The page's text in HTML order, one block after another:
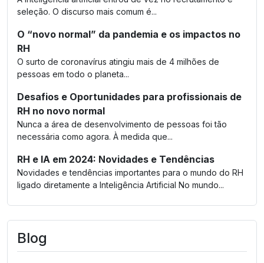
seleção. O discurso mais comum é...
O “novo normal” da pandemia e os impactos no
RH
O surto de coronavírus atingiu mais de 4 milhões de
pessoas em todo o planeta...
Desafios e Oportunidades para profissionais de
RH no novo normal
Nunca a área de desenvolvimento de pessoas foi tão
necessária como agora. À medida que...
RH e IA em 2024: Novidades e Tendências
Novidades e tendências importantes para o mundo do RH
ligado diretamente a Inteligência Artificial No mundo...
Blog